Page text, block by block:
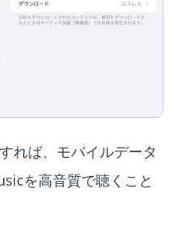
れば、モバイルデータ
を高音質で聴くこと